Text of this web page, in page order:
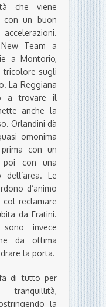
che viene
con un buon
Team a
a Montorio,
tricolore sugli
La Reggiana
a trovare il
anche la
Orlandini dà
omonima
con un
con una
dell’area. Le
d’animo
col reclamare
da Fratini.
invece
da ottima
la porta.
di tutto per
la